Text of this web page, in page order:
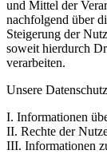
und Mittel der
nachfolgend über
Steigerung der
soweit hierdurch
verarbeiten.
Unsere
I. Informationen
II. Rechte der
III. Informationen